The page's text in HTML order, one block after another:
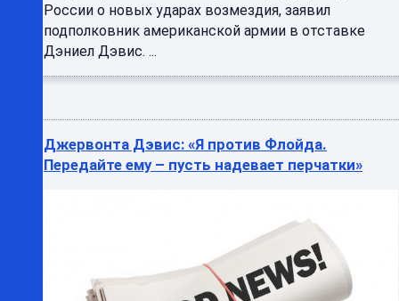
России о новых ударах возмездия, заявил
подполковник американской армии в отставке
Дэниел Дэвис. ...
Джервонта Дэвис: «Я против Флойда.
Передайте ему – пусть надевает перчатки»